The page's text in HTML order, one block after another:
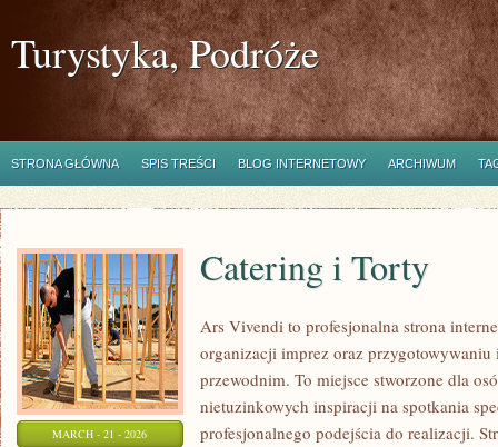
Turystyka, Podróże
STRONA GŁÓWNA SPIS TREŚCI BLOG INTERNETOWY ARCHIWUM
MARCH - 21 - 2026
Catering i Torty
Ars Vivendi to profesjonalna strona
organizacji imprez oraz
przewodnim. To miejsce stworzone dla
nietuzinkowych inspiracji na spotkania
profesjonalnego podejścia do realizacji.